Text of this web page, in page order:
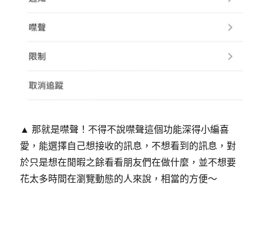
▲ 那就是噤聲！不得不說噤聲這個功能深得小編喜
愛，能選擇自己想接收的訊息，不想看到的訊息，對
於只是想在閒暇之餘看看朋友們在做什麼，並不想要
花太多時間在瀏覽動態的人來說，相當的方便～